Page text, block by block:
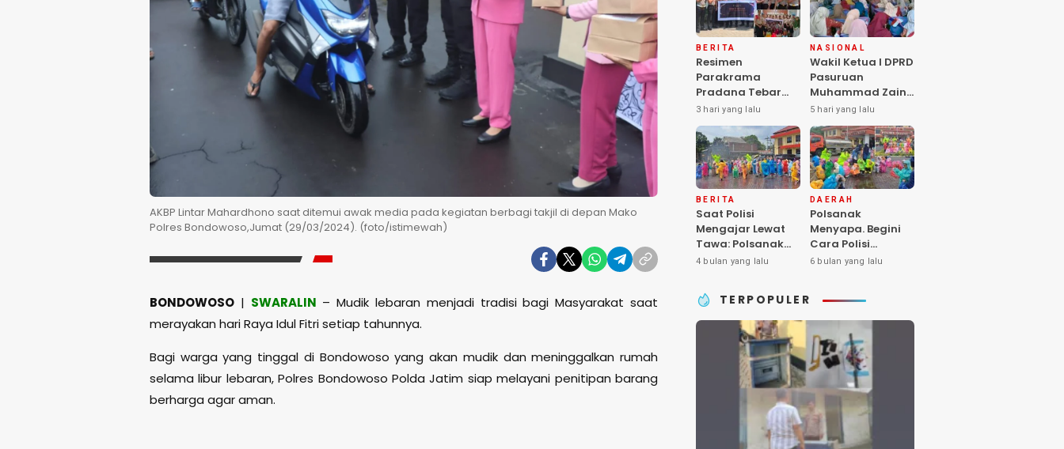
AKBP Lintar Mahardhono saat ditemui awak media pada kegiatan berbagi takjil di depan Mako
Polres Bondowoso,Jumat (29/03/2024). (foto/istimewah)
BONDOWOSO | SWARALIN – Mudik lebaran menjadi tradisi bagi Masyarakat saat
merayakan hari Raya Idul Fitri setiap tahunnya.
Bagi warga yang tinggal di Bondowoso yang akan mudik dan meninggalkan rumah
selama libur lebaran, Polres Bondowoso Polda Jatim siap melayani penitipan barang
berharga agar aman.
BERITA
Resimen
Parakrama
Pradana Tebar
Kepedulian di
Panti Asuhan
Griya Balita SYD,
Peluk Hangat
Balita Terlantar
“POLRI Hadir
Dengan Hati”
3 hari yang lalu
NASIONAL
Wakil Ketua I DPRD
Pasuruan
Muhammad Zaini
Soroti Krisis
Fasilitas Sekolah
di Tengah Efisiensi
Anggaran
5 hari yang lalu
BERITA
Saat Polisi
Mengajar Lewat
Tawa: Polsanak
Pasuruan Sentuh
Sejak Dini
4 bulan yang lalu
DAERAH
Polsanak
Menyapa. Begini
Cara Polisi
Mendekatkan
Sejak Usia Dini
6 bulan yang lalu
TERPOPULER